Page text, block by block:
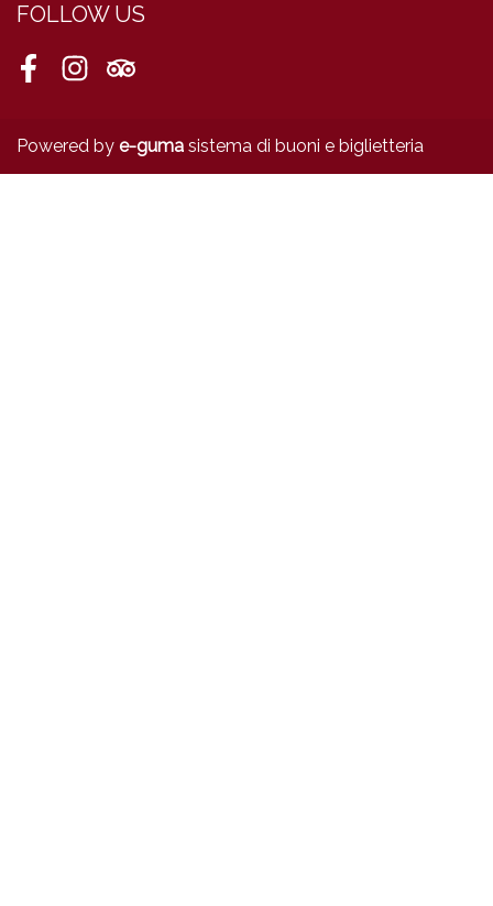
FOLLOW US
FacebookInstagramTripadvisor
Powered by e-guma sistema di buoni e biglietteria